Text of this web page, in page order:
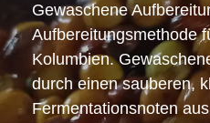
Gewaschene
Aufbereitungsmethode
Kolumbien.
durch einensauberen,
Fermentationsnoten